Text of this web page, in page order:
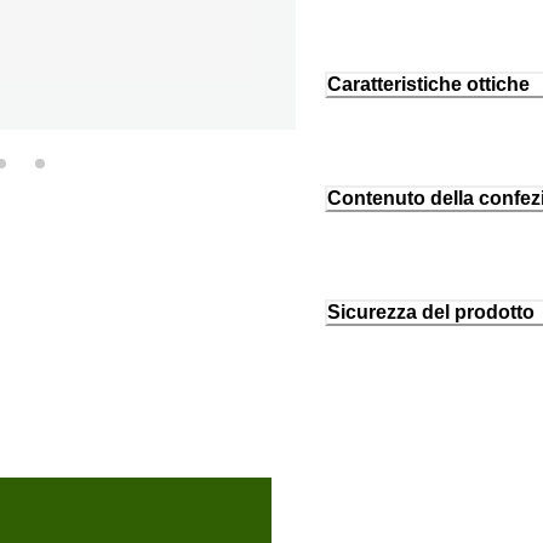
Caratteristiche ottiche
Contenuto della
Sicurezza del prodotto